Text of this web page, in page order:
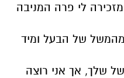
לי פרה המניבה
של הבעל ומיד
שלך, אך אני רוצה